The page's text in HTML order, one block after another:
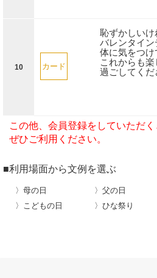
10 カード
恥ずかしいけ
バレンタイン
体に気をつけ
これからも
過ごしてくだ
この他、会員登録をしていただ
ぜひご利用ください。
■利用場面から文例を選ぶ
〉母の日 〉父の日
〉こどもの日
〉ひな祭り